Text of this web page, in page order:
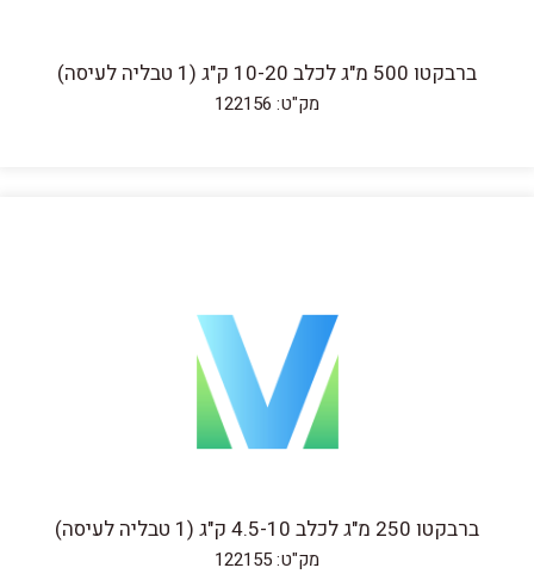
ברבקטו 500 מ"ג לכלב 10-20 ק"ג (1 טבליה לעיסה)
מק"ט: 122156
ברבקטו 250 מ"ג לכלב 4.5-10 ק"ג (1 טבליה לעיסה)
מק"ט: 122155